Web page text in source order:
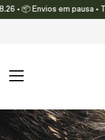
Translation missing: pt-
• 📦 Envios em pausa •